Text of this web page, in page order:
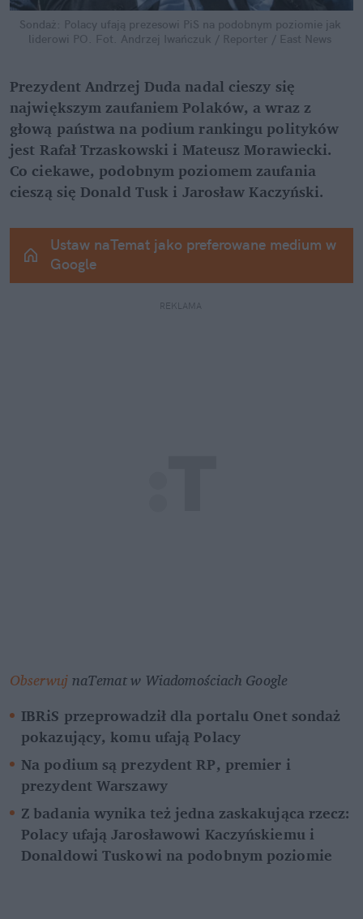
Sondaż: Polacy ufają prezesowi PiS na podobnym poziomie jak
liderowi PO. Fot. Andrzej Iwańczuk / Reporter / East News
Prezydent Andrzej Duda nadal cieszy się
największym zaufaniem Polaków, a wraz z
głową państwa na podium rankingu polityków
jest Rafał Trzaskowski i Mateusz Morawiecki.
Co ciekawe, podobnym poziomem zaufania
cieszą się Donald Tusk i Jarosław Kaczyński.
Ustaw naTemat jako preferowane medium w
Google
REKLAMA
Obserwuj naTemat w Wiadomościach Google
IBRiS przeprowadził dla portalu Onet sondaż
pokazujący, komu ufają Polacy
Na podium są prezydent RP, premier i
prezydent Warszawy
Z badania wynika też jedna zaskakująca rzecz:
Polacy ufają Jarosławowi Kaczyńskiemu i
Donaldowi Tuskowi na podobnym poziomie